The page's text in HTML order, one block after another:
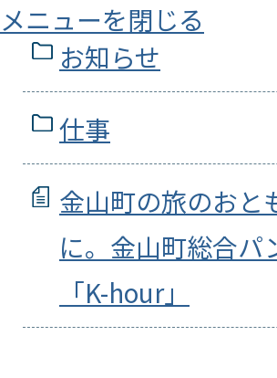
メニューを閉じる
お知らせ
仕事
金山町の旅のおと
に。金山町総合パ
「K-hour」